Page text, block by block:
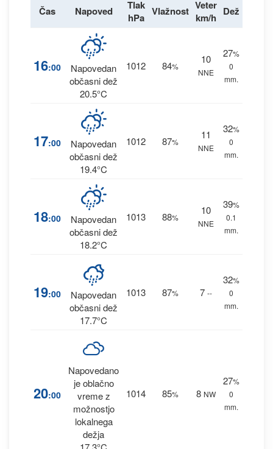
Čas Napoved
Tlak
hPa Vlažnost Veter
km/h Dež
16:00
Napovedan
občasni dež
20.5°C
1012 84%
10
NNE
27%
0
mm.
17:00
Napovedan
občasni dež
19.4°C
1012 87%
11
NNE
32%
0
mm.
18:00
Napovedan
občasni dež
18.2°C
1013 88%
10
NNE
39%
0.1
mm.
19:00
Napovedan
občasni dež
17.7°C
1013 87% 7 --
32%
0
mm.
20:00
Napovedano
je oblačno
vreme z
možnostjo
lokalnega
dežja
1014 85% 8 NW
27%
0
mm.